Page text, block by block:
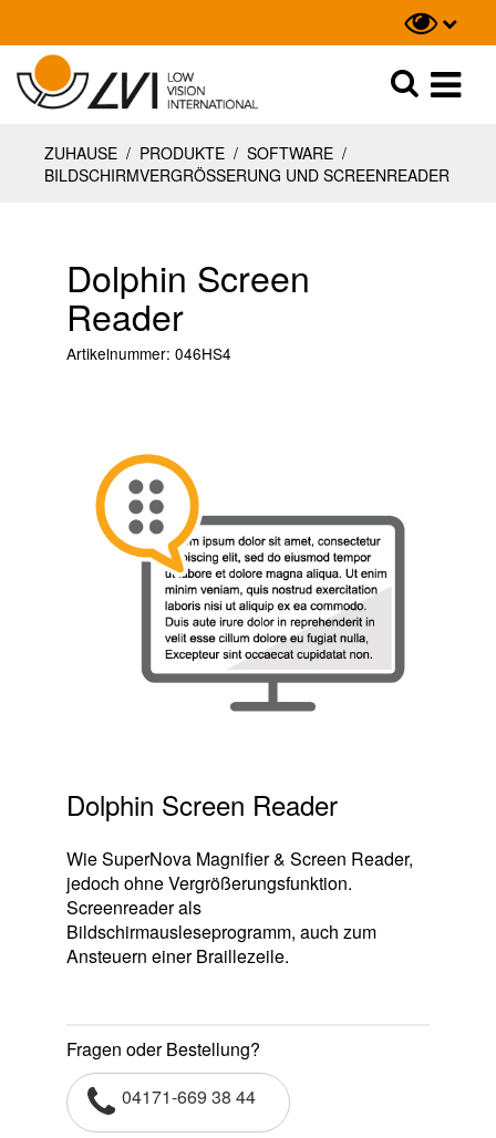
Suche
ZUHAUSE / PRODUKTE / SOFTWARE /
BILDSCHIRMVERGRÖSSERUNG UND SCREENREADER
Dolphin Screen
Reader
Artikelnummer: 046HS4
Dolphin Screen Reader
Wie SuperNova Magnifier & Screen Reader,
jedoch ohne Vergrößerungsfunktion.
Screenreader als
Bildschirmausleseprogramm, auch zum
Ansteuern einer Braillezeile.
Fragen oder Bestellung?
04171-669 38 44